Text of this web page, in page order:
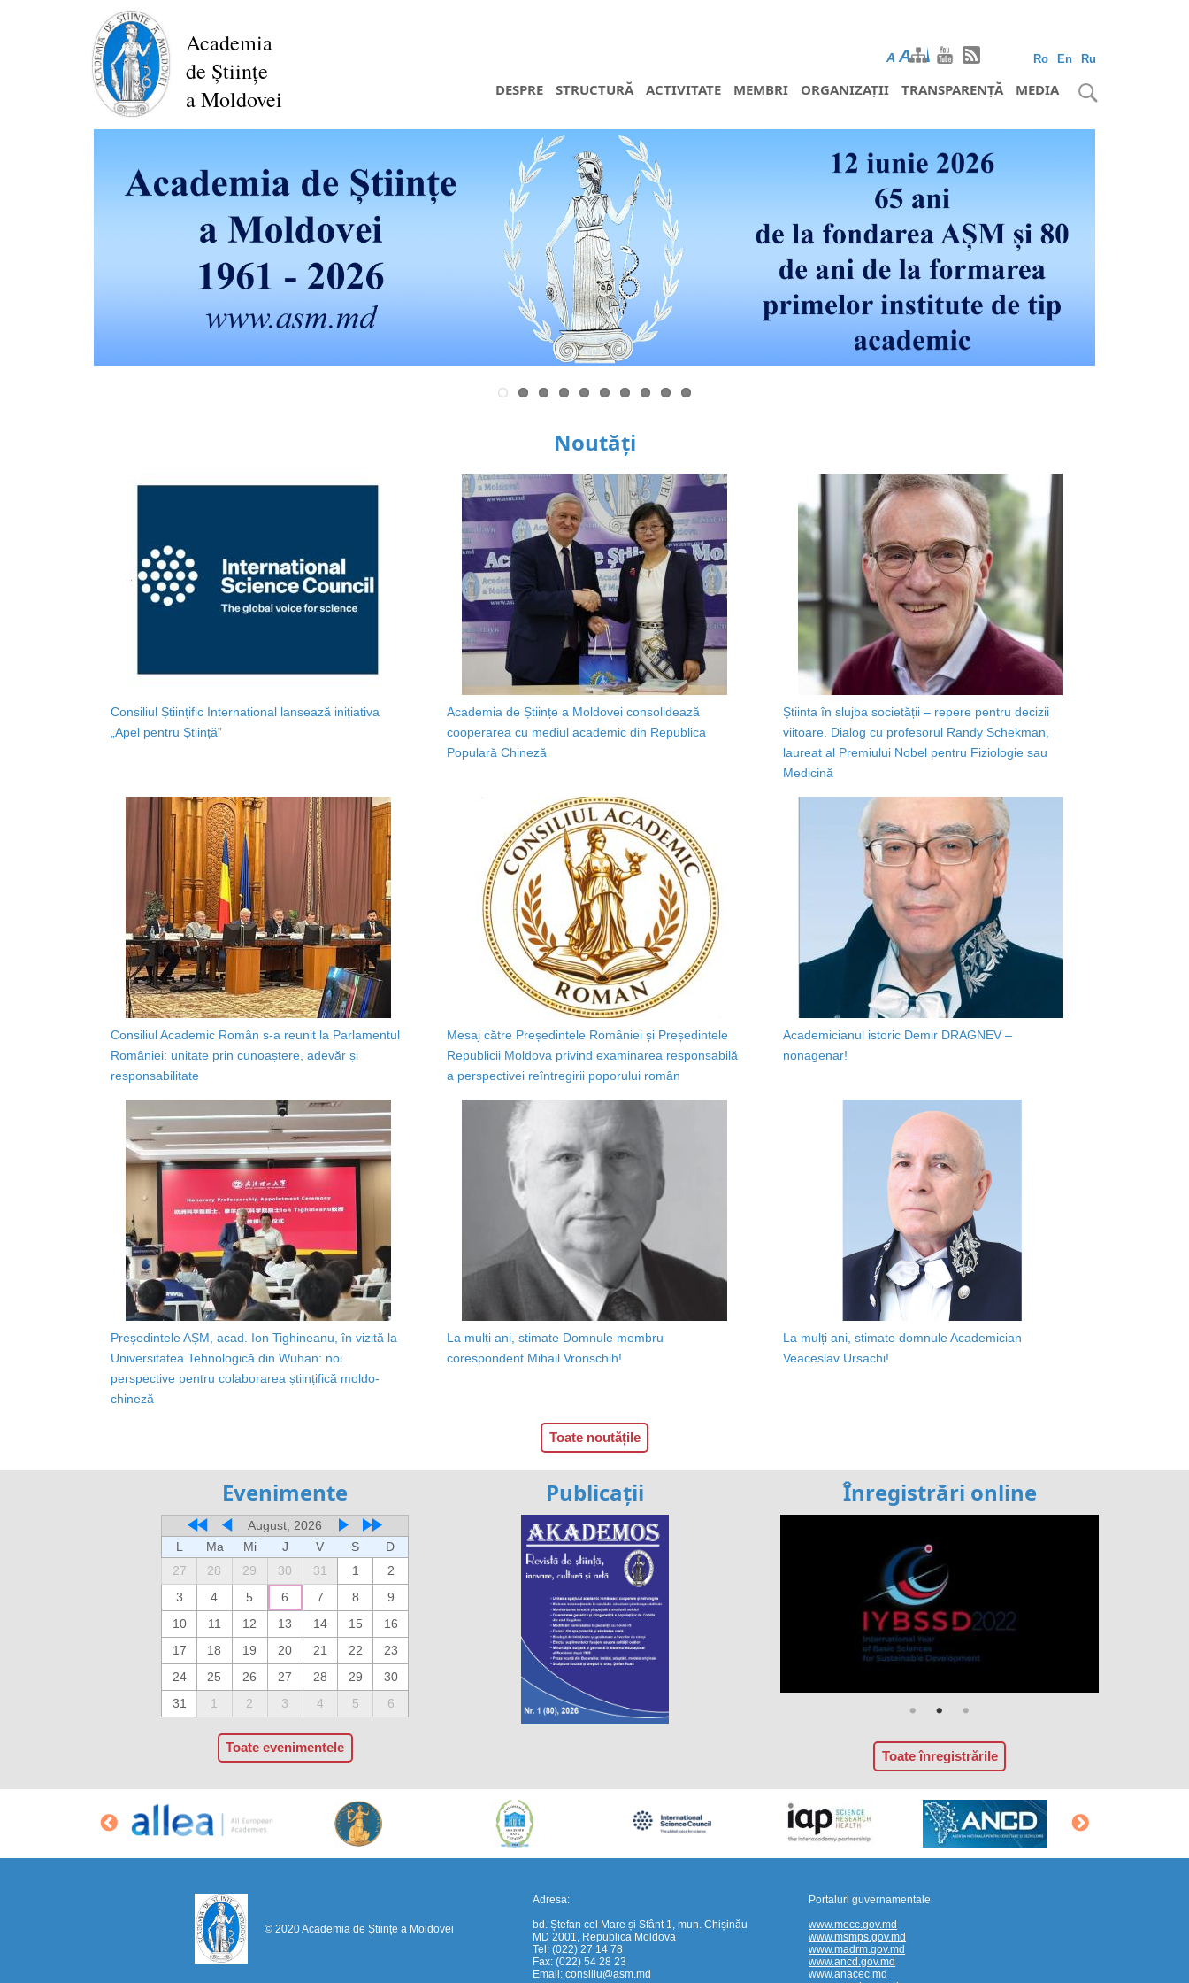
Academia
de Științe
a Moldovei
Ro En Ru
A AA
DESPRE STRUCTURĂ ACTIVITATE MEMBRI ORGANIZAȚII TRANSPARENȚĂ MEDIA
Noutăți
Consiliul Științific Internațional lansează inițiativa
„Apel pentru Știință”
Academia de Științe a Moldovei consolidează
cooperarea cu mediul academic din Republica
Populară Chineză
Știința în slujba societății – repere pentru decizii
viitoare. Dialog cu profesorul Randy Schekman,
laureat al Premiului Nobel pentru Fiziologie sau
Medicină
Consiliul Academic Român s-a reunit la Parlamentul
României: unitate prin cunoaștere, adevăr și
responsabilitate
Mesaj către Președintele României și Președintele
Republicii Moldova privind examinarea responsabilă
a perspectivei reîntregirii poporului român
Academicianul istoric Demir DRAGNEV –
nonagenar!
Președintele AȘM, acad. Ion Tighineanu, în vizită la
Universitatea Tehnologică din Wuhan: noi
perspective pentru colaborarea științifică moldo-
chineză
La mulți ani, stimate Domnule membru
corespondent Mihail Vronschih!
La mulți ani, stimate domnule Academician
Veaceslav Ursachi!
Toate noutățile
Evenimente
August, 2026
L
Ma Mi J V S
D
27
28 29 30 31 1
2
3
4 5 6 7 8
9
10
11 12 13 14 15
16
17
18 19 20 21 22
23
24
25 26 27 28 29
30
31
1 2 3 4 5 6
Toate evenimentele
Publicații Înregistrări online
Toate înregistrările
© 2020 Academia de Științe a Moldovei
Adresa:
bd. Ștefan cel Mare și Sfânt 1, mun. Chișinău
MD 2001, Republica Moldova
Tel: (022) 27 14 78
Fax: (022) 54 28 23
Email: consiliu@asm.md
Portaluri guvernamentale
www.mecc.gov.md
www.msmps.gov.md
www.madrm.gov.md
www.ancd.gov.md
www.anacec.md